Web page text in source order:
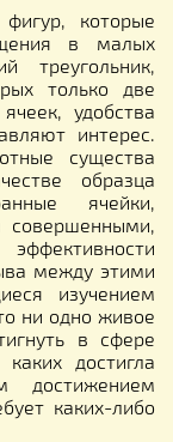
которые
в малых
треугольник,
только две
удобства
интерес.
существа
образца
ячейки,
совершенными,
между этими
изучением
ни одно живое
в сфере
достигла
достижением
каких-либо